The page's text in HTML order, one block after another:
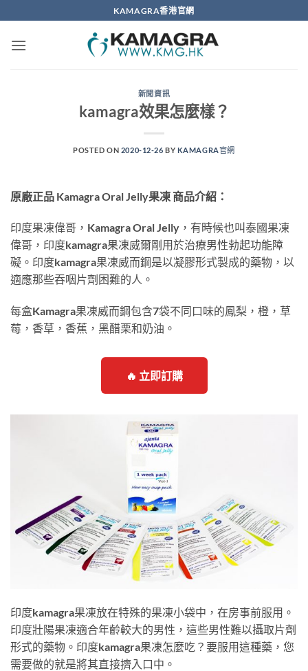
to
content
KAMAGRA香港官網
新聞資訊
kamagra效果怎麼樣？
POSTED ON 2020-12-26 BY KAMAGRA官網
原廠正品 Kamagra Oral Jelly果凍 商品介紹：
印度果凍偉哥，Kamagra Oral Jelly，有時候也叫泰國果凍
偉哥，印度kamagra果凍威爾剛用於治療男性勃起功能障
礙。印度kamagra果凍威而鋼是以凝膠形式製成的藥物，以
適應那些吞咽片劑困難的人。
每盒Kamagra果凍威而鋼包含7袋不同口味的鳳梨，橙，草
莓，香草，香蕉，黑醋栗和奶油。
🔥 立即訂購
印度kamagra果凍放在特殊的果凍小袋中，在房事前服用。
印度壯陽果凍適合年齡較大的男性，這些男性難以攝取片劑
形式的藥物。印度kamagra果凍怎麼吃？要服用這種藥，您
需要做的就是將其直接擠入口中。